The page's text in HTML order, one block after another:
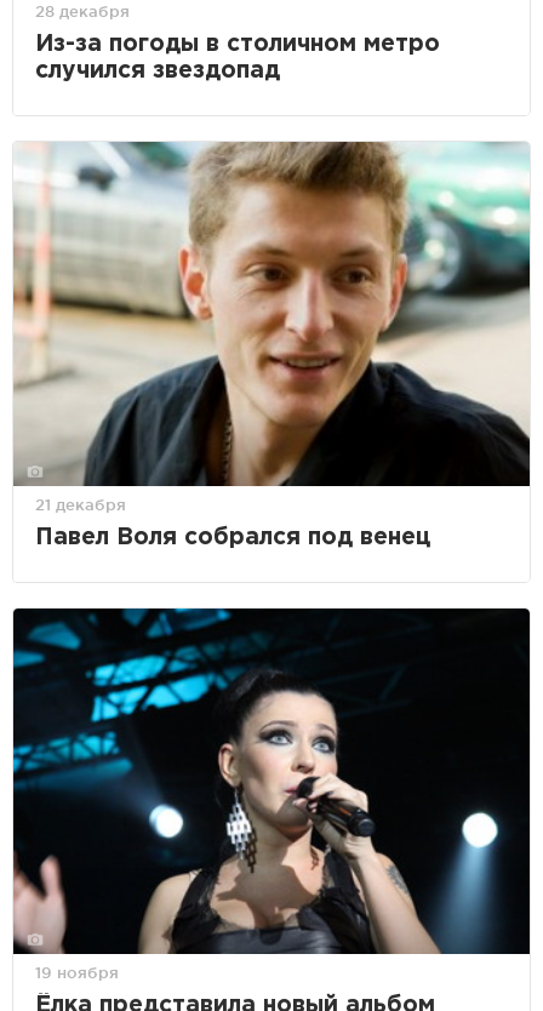
28 декабря
Из-за погоды в столичном метро
случился звездопад
21 декабря
Павел Воля собрался под венец
19 ноября
Ёлка представила новый альбом